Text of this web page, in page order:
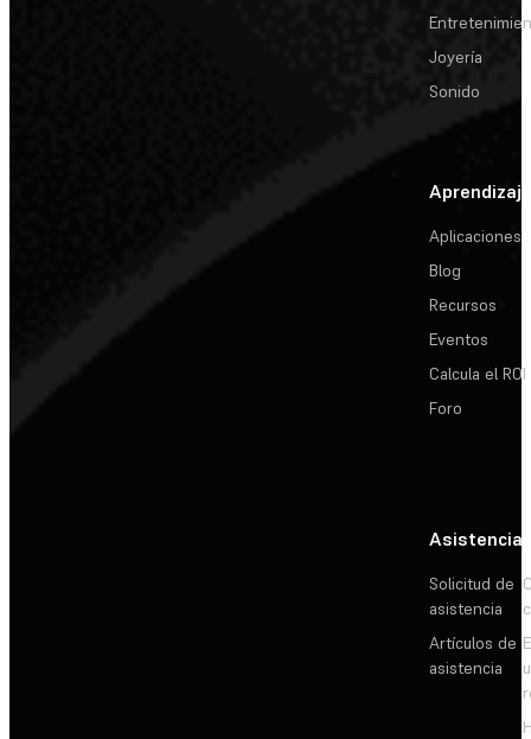
Joyería
Sonido
Aprendizaje
Aplicaciones
Blog
Recursos
Eventos
Calcula el ROI
Foro
Asistencia
Solicitud de
asistencia
Artículos de
asistencia